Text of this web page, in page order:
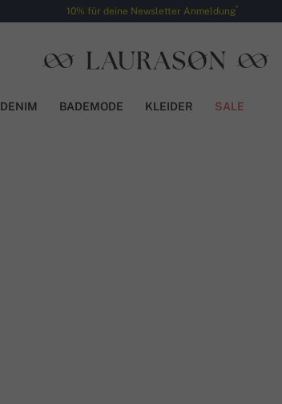
10% für deine Newsletter Anmeldung*
DENIM BADEMODE KLEIDER SALE